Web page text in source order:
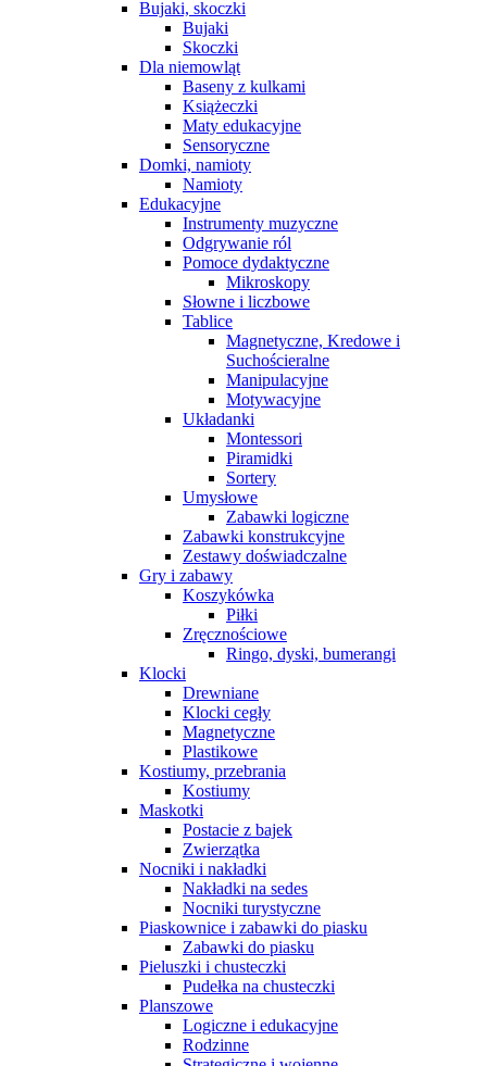
Bujaki, skoczki
Bujaki
Skoczki
Dla niemowląt
Baseny z kulkami
Książeczki
Maty edukacyjne
Sensoryczne
Domki, namioty
Namioty
Edukacyjne
Instrumenty muzyczne
Odgrywanie ról
Pomoce dydaktyczne
Mikroskopy
Słowne i liczbowe
Tablice
Magnetyczne, Kredowe i
Suchościeralne
Manipulacyjne
Motywacyjne
Układanki
Montessori
Piramidki
Sortery
Umysłowe
Zabawki logiczne
Zabawki konstrukcyjne
Zestawy doświadczalne
Gry i zabawy
Koszykówka
Piłki
Zręcznościowe
Ringo, dyski, bumerangi
Klocki
Drewniane
Klocki cegły
Magnetyczne
Plastikowe
Kostiumy, przebrania
Kostiumy
Maskotki
Postacie z bajek
Zwierzątka
Nocniki i nakładki
Nakładki na sedes
Nocniki turystyczne
Piaskownice i zabawki do piasku
Zabawki do piasku
Pieluszki i chusteczki
Pudełka na chusteczki
Planszowe
Logiczne i edukacyjne
Rodzinne